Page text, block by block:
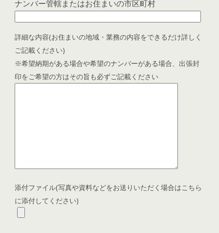
ナンバー管轄またはお住まいの市区町村
詳細な内容(お住まいの地域・業務の内容をできるだけ詳しく
ご記載ください)
※希望納期がある場合や希望のナンバーがある場合、出張封
印をご希望の方はその旨も必ずご記載ください
添付ファイル(写真や資料などをお送りいただく場合はこちら
に添付してください)